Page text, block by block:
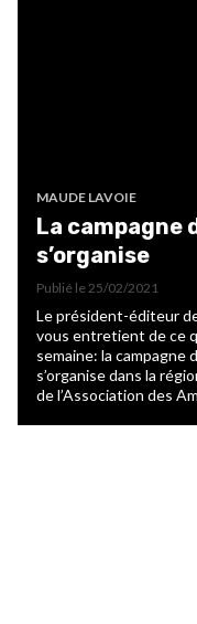
MAUDE LAVOIE
La campagne
s’organise
Publié le 25/02/2021
Le président-éditeur
vous entretient de ce
semaine: la
s’organise dans la
de l’Association des